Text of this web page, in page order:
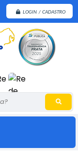
LOGIN / CADASTRO